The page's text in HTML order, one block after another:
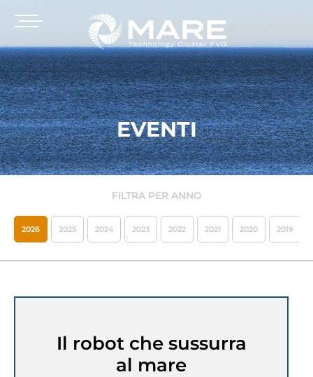
EVENTI
FILTRA PER ANNO
2026 2025 2024 2023 2022 2021 2020 2019
Il robot che sussurra
al mare